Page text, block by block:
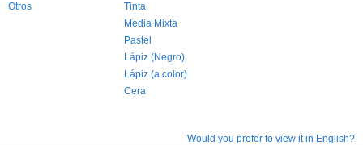
Otros
Tinta
Media Mixta
Pastel
Lápiz (Negro)
Lápiz (a color)
Cera
Would you prefer to view it in English?